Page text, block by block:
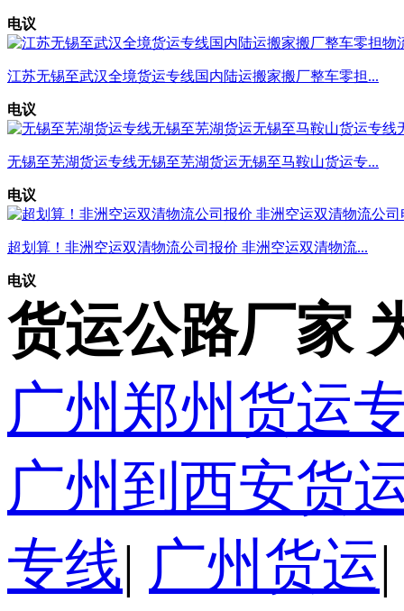
电议
江苏无锡至武汉全境货运专线国内陆运搬家搬厂整车零担...
电议
无锡至芜湖货运专线无锡至芜湖货运无锡至马鞍山货运专...
电议
超划算！非洲空运双清物流公司报价 非洲空运双清物流...
电议
货运公路厂家
广州郑州货运
广州到西安货
专线| 广州货运